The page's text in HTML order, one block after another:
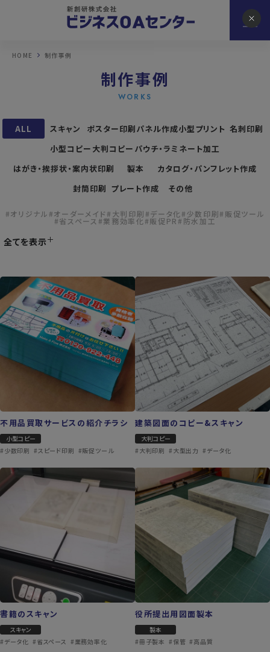
HOME 制作事例
制作事例
WORKS
ALL スキャン ポスター印刷パネル作成小型プリント 名刺印刷
小型コピー 大判コピー パウチ・ラミネート加工
はがき・挨拶状・案内状印刷
製本
カタログ・パンフレット作成
封筒印刷 プレート作成 その他
#オリジナル #オーダーメイド #大判印刷 #データ化#少数印刷#販促ツール
#省スペース #業務効率化#販促PR#防水加工
全てを表示
不用品買取サービスの紹介チラシ
小型コピー
#少数印刷 #スピード印刷 #販促ツール
建築図面のコピー&スキャン
大判コピー
#大判印刷 #大型出力 #データ化
書籍のスキャン
スキャン
#データ化 #省スペース #業務効率化
役所提出用図面製本
製本
#冊子製本 #保管 #高品質